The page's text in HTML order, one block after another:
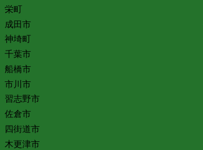
栄町
成田市
神埼町
千葉市
船橋市
市川市
習志野市
佐倉市
四街道市
木更津市